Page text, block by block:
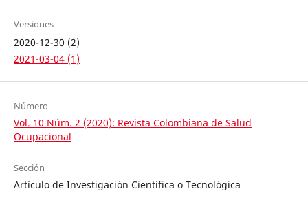
Versiones
2020-12-30 (2)
2021-03-04 (1)
Número
Vol. 10 Núm. 2 (2020): Revista Colombiana de Salud
Ocupacional
Sección
Artículo de Investigación Científica o Tecnológica